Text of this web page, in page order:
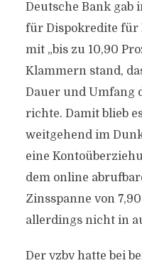
Deutsche Bank gab
für Dispokredite für
mit „bis zu 10,90
Klammern stand,
Dauer und Umfang
richte. Damit blieb
weitgehend im
eine
dem online
Zinsspanne von
allerdings nicht in
Der vzbv hatte bei